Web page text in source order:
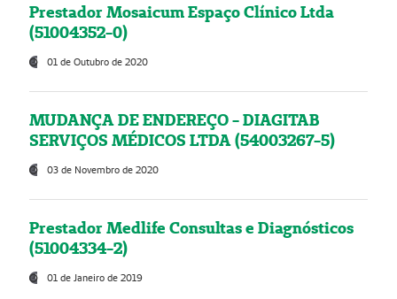
Prestador Mosaicum Espaço Clínico Ltda
(51004352-0)
01 de Outubro de 2020
MUDANÇA DE ENDEREÇO - DIAGITAB
SERVIÇOS MÉDICOS LTDA (54003267-5)
03 de Novembro de 2020
Prestador Medlife Consultas e Diagnósticos
(51004334-2)
01 de Janeiro de 2019